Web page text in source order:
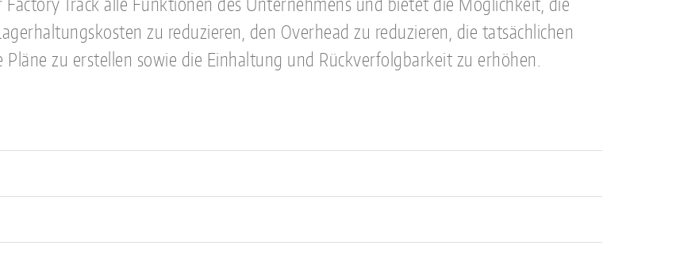
zu reduzieren, den Overhead zu reduzieren, die tatsächlichen
zu erstellen sowie die Einhaltung und Rückverfolgbarkeit zu erhöhen.